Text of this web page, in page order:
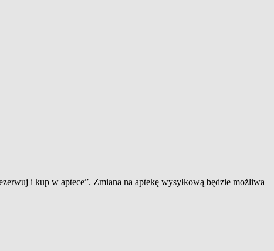
i kup w aptece”. Zmiana na aptekę wysyłkową będzie możliwa